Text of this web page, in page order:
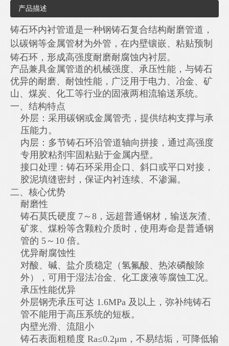
产品描述
铸石环内衬管道是一种钢铸石复合结构耐磨管道，
以碳钢等金属管材为外管，在内壁镶嵌、粘贴预制
铸石环，形成高强度耐磨耐腐蚀内衬层。
产品兼具金属管道的机械强度、承压性能，与铸石
优异的耐磨、耐蚀性能，广泛用于电力、冶金、矿
山、煤炭、化工等行业的固液两相流输送系统。
一、结构特点
外层：采用碳钢或金属管壳，提供结构支撑与承
压能力。
内层：多节铸石环沿管道轴向拼接，通过高强度
专用胶粘剂牢固粘贴于金属内壁。
接口处理：铸石环采用企口、斜口或平口对接，
胶泥填缝密封，保证内衬连续、不渗漏。
二、核心优势
耐磨性
铸石莫氏硬度 7～8，远超普通钢材，输送灰渣、
矿浆、煤粉等含颗粒介质时，使用寿命是普通钢
管的 5～10 倍。
优异耐腐蚀性
对酸、碱、盐介质稳定（氢氟酸、热浓磷酸除
外），可用于湿法冶金、化工废液等腐蚀工况。
承压性能优异
外层钢壳承压可达 1.6MPa 及以上，弥补纯铸石
管不能用于高压系统的短板。
内壁光滑、流阻小
铸石表面粗糙度 Ra≤0.2μm，不易结垢，可降低输